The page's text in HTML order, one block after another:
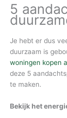
5
Je hebt er dus
duurzaam is
woningen kopen
deze 5
te maken.
Bekijk het